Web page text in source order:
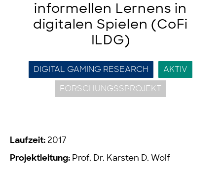
informellen Lernens in
digitalen Spielen (CoFi
ILDG)
DIGITAL GAMING RESEARCH AKTIV
FORSCHUNGSSPROJEKT
Laufzeit: 2017
Projektleitung: Prof. Dr. Karsten D. Wolf